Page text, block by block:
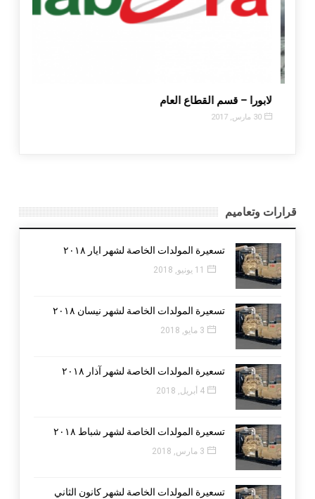
سالكة اما طريق عيناتا – الارز ما
قرارات وتعاميم
تسعيرة المولدات الخاصة لشهر ايار ٢٠١٨
11 يونيو, 2018
تسعيرة المولدات الخاصة لشهر نيسان ٢٠١٨
3 مايو, 2018
تسعيرة المولدات الخاصة لشهر آذار ٢٠١٨
4 أبريل, 2018
تسعيرة المولدات الخاصة لشهر شباط ٢٠١٨
3 مارس, 2018
تسعيرة المولدات الخاصة لشهر كانون الثاني